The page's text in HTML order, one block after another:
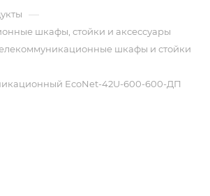
—
шкафы, стойки и аксессуары
шкафы и стойки
EcoNet-42U-600-600-ДП